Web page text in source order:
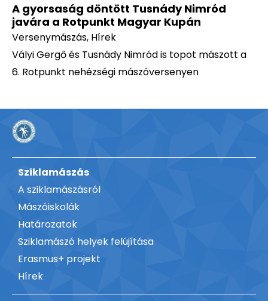
A gyorsaság döntött Tusnády Nimród
javára a Rotpunkt Magyar Kupán
Versenymászás, Hírek
Vályi Gergő és Tusnády Nimród is topot mászott a
6. Rotpunkt nehézségi mászóversenyen
Sziklamászás
A sziklamászásról
Mászóiskolák
Határozatok
Sziklamászó helyek felújítása
Erasmus+ projekt
Hírek